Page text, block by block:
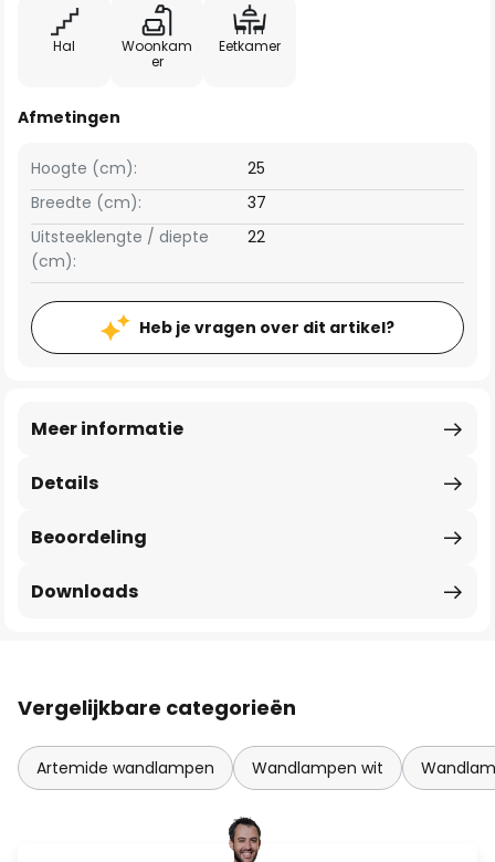
Hal
Woonkam
er
Eetkamer
Afmetingen
Breedte (cm): 37
Hoogte (cm): 25
Uitsteeklengte / diepte
(cm):
22
Heb je vragen over dit artikel?
Details
Meer informatie
Beoordeling
Downloads
Vergelijkbare categorieën
Artemide wandlampen Wandlampen wit